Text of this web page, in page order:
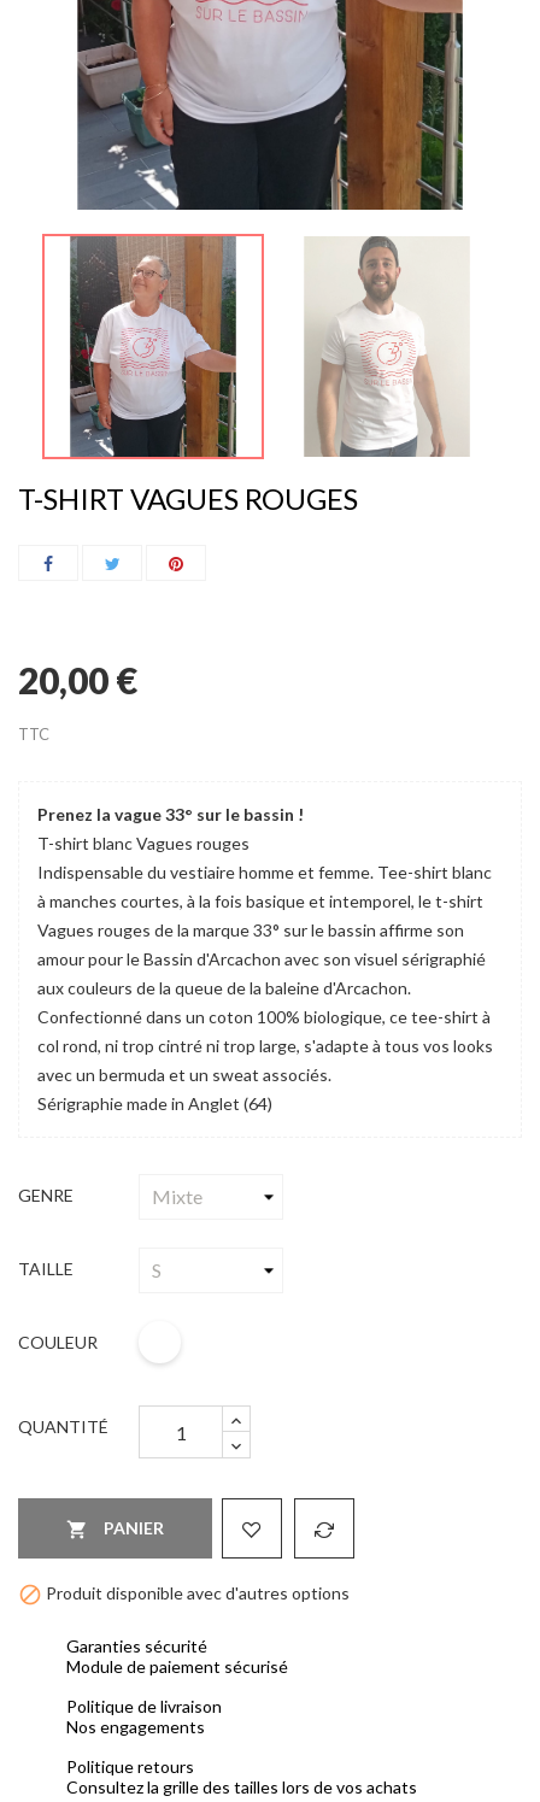
T-SHIRT VAGUES ROUGES
20,00 €
TTC
Prenez la vague 33° sur le bassin !
T-shirt blanc Vagues rouges
Indispensable du vestiaire homme et femme. Tee-shirt blanc
à manches courtes, à la fois basique et intemporel, le t-shirt
Vagues rouges de la marque 33° sur le bassin affirme son
amour pour le Bassin d'Arcachon avec son visuel sérigraphié
aux couleurs de la queue de la baleine d'Arcachon.
Confectionné dans un coton 100% biologique, ce tee-shirt à
col rond, ni trop cintré ni trop large, s'adapte à tous vos looks
avec un bermuda et un sweat associés.
Sérigraphie made in Anglet (64)
GENRE
TAILLE
COULEUR
QUANTITÉ
 PANIER
 Produit disponible avec d'autres options
Garanties sécurité
Module de paiement sécurisé
Politique de livraison
Nos engagements
Politique retours
Consultez la grille des tailles lors de vos achats